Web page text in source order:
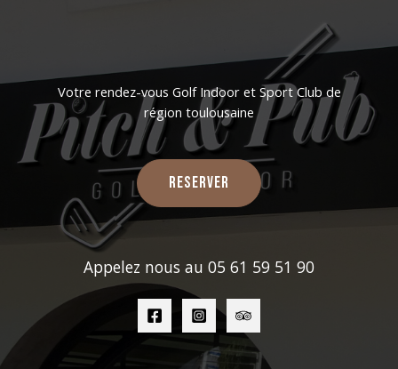
Votre rendez-vous Golf Indoor et Sport Club de
région toulousaine
Reserver
Appelez nous au 05 61 59 51 90